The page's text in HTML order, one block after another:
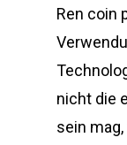
Ren coin
nicht die
sein